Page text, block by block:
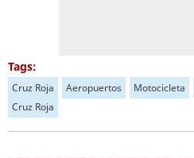
Tags:
Cruz Roja Aeropuertos Motocicleta
Cruz Roja